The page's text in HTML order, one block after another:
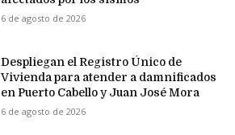
6 de agosto de 2026
Despliegan el Registro Único de
Vivienda para atender a damnificados
en Puerto Cabello y Juan José Mora
6 de agosto de 2026